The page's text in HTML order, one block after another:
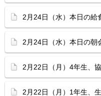
2月24日（水）本日の給
2月24日（水）本日の朝
2月22日（月）4年生、
2月22日（月）1年生、